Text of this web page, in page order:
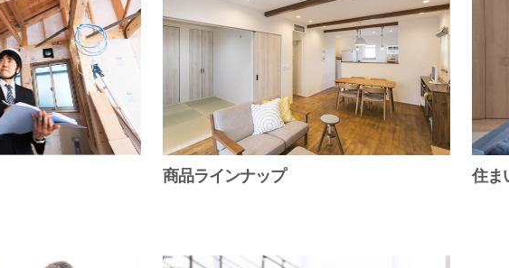
商品ラインナップ 住ま